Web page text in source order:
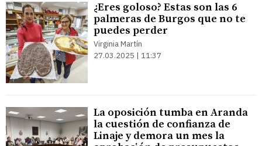
¿Eres goloso? Estas son las 6
palmeras de Burgos que no te
puedes perder
Virginia Martín
27.03.2025 | 11:37
La oposición tumba en Aranda
la cuestión de confianza de
Linaje y demora un mes la